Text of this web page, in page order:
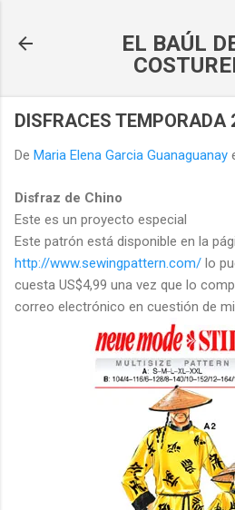
EL BAÚL
DISFRACES TEMPORADA
De Maria Elena Garcia Guanaguanay
Disfraz de Chino
Este es un proyecto especial
Este patrón está disponible en la
http://www.sewingpattern.com/ lo
cuesta US$4,99 una vez que lo
correo electrónico en cuestión de